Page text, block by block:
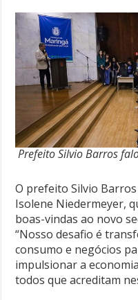
Prefeito Silvio Barros
O prefeito Silvio
Isolene Niedermeyer,
boas-vindas ao novo
“Nosso desafio é
consumo e negócios
impulsionar a
todos que acreditam